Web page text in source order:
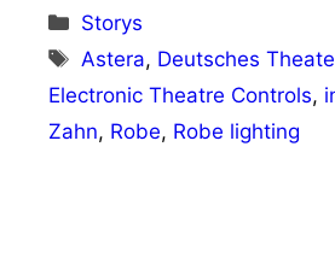
Kategorien
Storys
Schlagwörter
Astera, Deutsches
Electronic Theatre Controls,
Zahn, Robe, Robe lighting